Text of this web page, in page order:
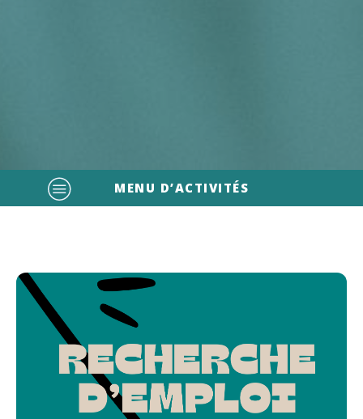
MENU D’ACTIVITÉS